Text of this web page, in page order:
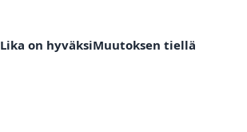
Lika on hyväksiMuutoksen tiellä